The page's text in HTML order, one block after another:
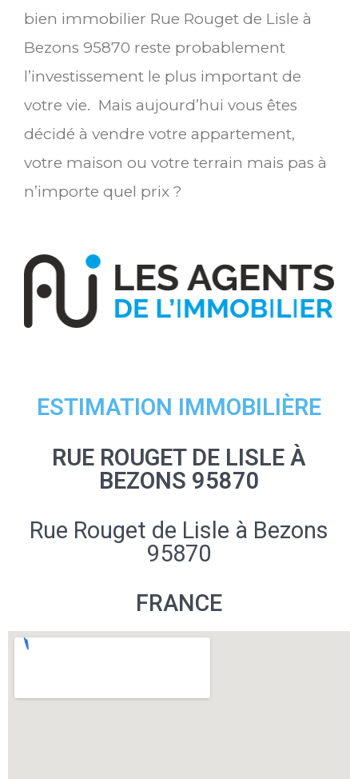
bien immobilier Rue Rouget de Lisle à
Bezons 95870 reste probablement
l’investissement le plus important de
votre vie. Mais aujourd’hui vous êtes
décidé à vendre votre appartement,
votre maison ou votre terrain mais pas à
n’importe quel prix ?
ESTIMATION IMMOBILIÈRE
RUE ROUGET DE LISLE À
BEZONS 95870
Rue Rouget de Lisle à Bezons
95870
FRANCE